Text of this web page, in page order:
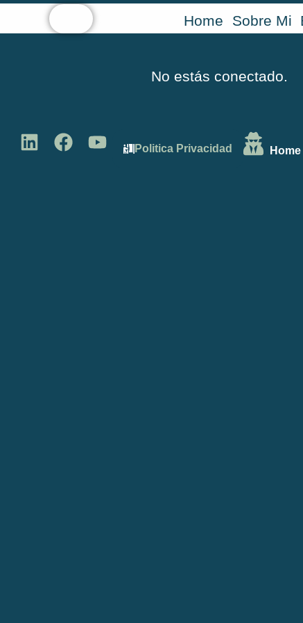
Home Sobre Mi
No estás conectado.
Politica Privacidad Home